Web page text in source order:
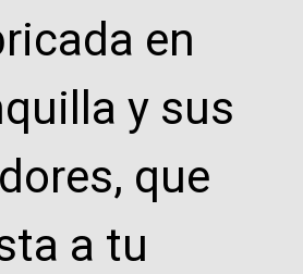
en
y sus
que
a tu